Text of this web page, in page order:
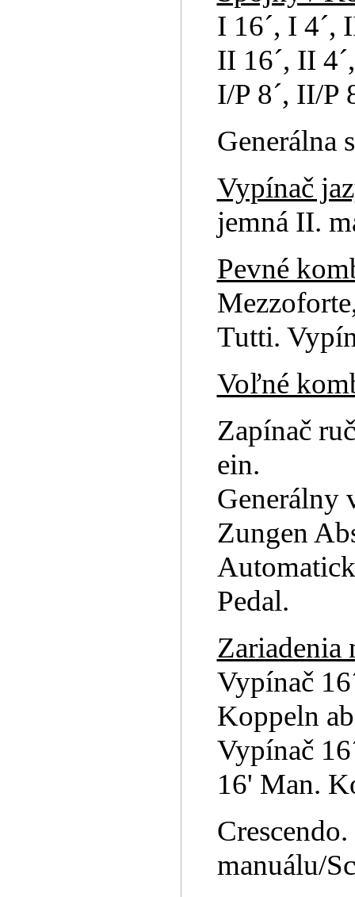
I 16´, I 4´,
II 16´, II 4´,
I/P 8´, II/P
Generálna
Vypínač
jemná II.
Pevné
Tutti.
Voľné
Zapínač
ein.
Generálny
Zungen
Pedal.
Zariadenia
Vypínač
Koppeln
Vypínač
16' Man.
manuálu/